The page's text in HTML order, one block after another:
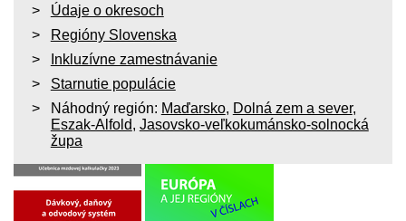
Údaje o okresoch
Regióny Slovenska
Inkluzívne zamestnávanie
Starnutie populácie
Náhodný región: Maďarsko, Dolná zem a sever,
Eszak-Alfold, Jasovsko-veľkokumánsko-solnocká
župa